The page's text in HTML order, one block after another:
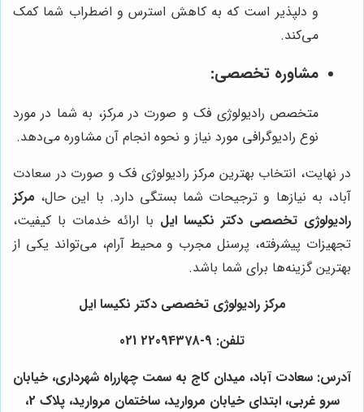
و دلپذیر است که به کاهش استرس و اضطراب شما کمک
می‌کند.
مشاوره تخصصی:
متخصص رادیولوژی فک و صورت در مرکز، به شما در مورد
نوع رادیوگرافی مورد نیاز و نحوه انجام آن مشاوره می‌دهد.
در نهایت، انتخاب بهترین مرکز رادیولوژی فک و صورت در سعادت
آباد، به نیازها و ترجیحات شما بستگی دارد. با این حال، مرکز
رادیولوژی تخصصی دکتر نکیسا ایل با ارائه خدمات با کیفیت،
تجهیزات پیشرفته، پرسنل مجرب و محیط آرام، می‌تواند یکی از
بهترین گزینه‌ها برای شما باشد.
مرکز رادیولوژی تخصصی دکتر نکیسا ایل
تلفن: 9-22094378 021
آدرس: سعادت آباد، میدان کاج به سمت چهارراه شهرداری، خیابان
سرو غربی، ابتدای خیابان مروارید، ساختمان مروارید، پلاک 2،